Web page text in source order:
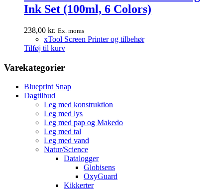
Ink Set (100ml, 6 Colors)
238,00 kr. Ex. moms
xTool Screen Printer og tilbehør
Tilføj til kurv
Varekategorier
Blueprint Snap
Dagtilbud
Leg med konstruktion
Leg med lys
Leg med pap og Makedo
Leg med tal
Leg med vand
Natur/Science
Datalogger
Globisens
OxyGuard
Kikkerter